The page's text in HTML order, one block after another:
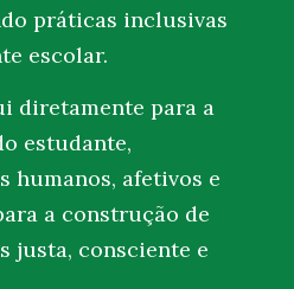
práticas inclusivas
escolar.
diretamente para a
estudante,
humanos, afetivos e
a construção de
justa, consciente e